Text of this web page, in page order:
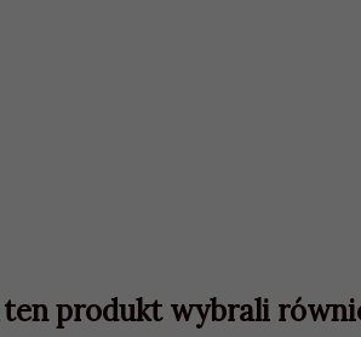
produkt wybrali